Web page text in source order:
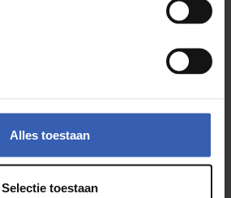
Alles toestaan
Selectie toestaan